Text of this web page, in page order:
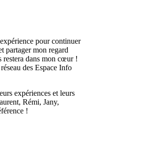
pour continuer
partager mon regard
restera dans mon cœur !
des Espace Info
expériences et leurs
Rémi, Jany,
!